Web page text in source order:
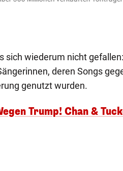
sich wiederum nicht gefallen:
deren Songs
genutzt wurden.
Trump! Chan &